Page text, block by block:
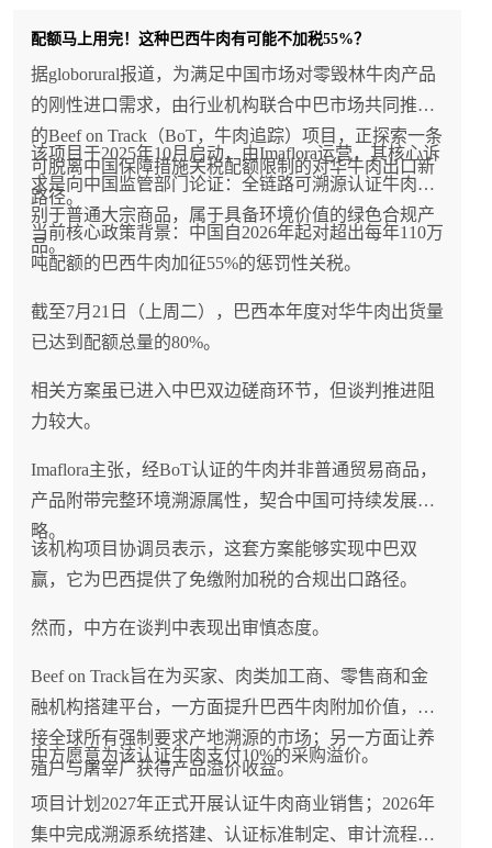
配额马上用完！这种巴西牛肉有可能不加税55%？
据globorural报道，为满足中国市场对零毁林牛肉产品
的刚性进口需求，由行业机构联合中巴市场共同推进
的Beef on Track（BoT，牛肉追踪）项目，正探索一条
可脱离中国保障措施关税配额限制的对华牛肉出口新
路径。
该项目于2025年10月启动，由Imaflora运营，其核心诉
求是向中国监管部门论证：全链路可溯源认证牛肉区
别于普通大宗商品，属于具备环境价值的绿色合规产
品。
当前核心政策背景：中国自2026年起对超出每年110万
吨配额的巴西牛肉加征55%的惩罚性关税。
截至7月21日（上周二），巴西本年度对华牛肉出货量
已达到配额总量的80%。
相关方案虽已进入中巴双边磋商环节，但谈判推进阻
力较大。
Imaflora主张，经BoT认证的牛肉并非普通贸易商品，
产品附带完整环境溯源属性，契合中国可持续发展战
略。
该机构项目协调员表示，这套方案能够实现中巴双
赢，它为巴西提供了免缴附加税的合规出口路径。
然而，中方在谈判中表现出审慎态度。
Beef on Track旨在为买家、肉类加工商、零售商和金
融机构搭建平台，一方面提升巴西牛肉附加价值，对
接全球所有强制要求产地溯源的市场；另一方面让养
殖户与屠宰厂获得产品溢价收益。
中方愿意为该认证牛肉支付10%的采购溢价。
项目计划2027年正式开展认证牛肉商业销售；2026年
集中完成溯源系统搭建、认证标准制定、审计流程落